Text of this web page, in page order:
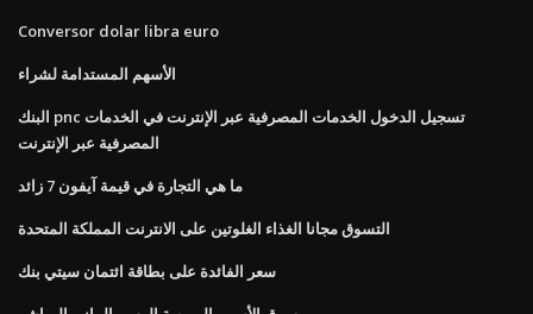
Conversor dolar libra euro
الأسهم المستدامة لشراء
البنك pnc تسجيل الدخول الخدمات المصرفية عبر الإنترنت في الخدمات
المصرفية عبر الإنترنت
ما هي التجارة في قيمة آيفون 7 زائد
التسوق مجانا الغذاء الغلوتين على الانترنت المملكة المتحدة
سعر الفائدة على بطاقة ائتمان سيتي بنك